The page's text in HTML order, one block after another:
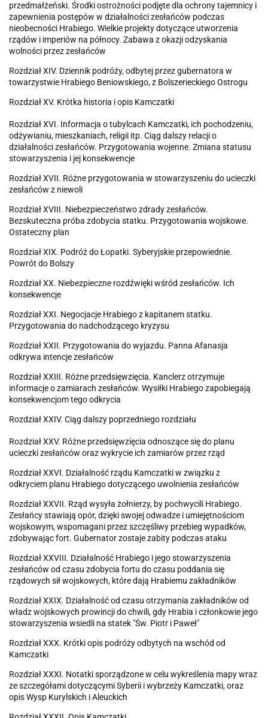
przedmałżeński. Środki ostrożności podjęte dla ochrony tajemnicy i
zapewnienia postępów w działalności zesłańców podczas
nieobecności Hrabiego. Wielkie projekty dotyczące utworzenia
rządów i imperiów na północy. Zabawa z okazji odzyskania
wolności przez zesłańców
Rozdział XIV. Dziennik podróży, odbytej przez gubernatora w
towarzystwie Hrabiego Beniowskiego, z Bolszerieckiego Ostrogu
Rozdział XV. Krótka historia i opis Kamczatki
Rozdział XVI. Informacja o tubylcach Kamczatki, ich pochodzeniu,
odżywianiu, mieszkaniach, religii itp. Ciąg dalszy relacji o
działalności zesłańców. Przygotowania wojenne. Zmiana statusu
stowarzyszenia i jej konsekwencje
Rozdział XVII. Różne przygotowania w stowarzyszeniu do ucieczki
zesłańców z niewoli
Rozdział XVIII. Niebezpieczeństwo zdrady zesłańców.
Bezskuteczna próba zdobycia statku. Przygotowania wojskowe.
Ostateczny plan
Rozdział XIX. Podróż do Łopatki. Syberyjskie przepowiednie.
Powrót do Bolszy
Rozdział XX. Niebezpieczne rozdźwięki wśród zesłańców. Ich
konsekwencje
Rozdział XXI. Negocjacje Hrabiego z kapitanem statku.
Przygotowania do nadchodzącego kryzysu
Rozdział XXII. Przygotowania do wyjazdu. Panna Afanasja
odkrywa intencje zesłańców
Rozdział XXIII. Różne przedsięwzięcia. Kanclerz otrzymuje
informacje o zamiarach zesłańców. Wysiłki Hrabiego zapobiegają
konsekwencjom tego odkrycia
Rozdział XXIV. Ciąg dalszy poprzedniego rozdziału
Rozdział XXV. Różne przedsięwzięcia odnoszące się do planu
ucieczki zesłańców oraz wykrycie ich zamiarów przez rząd
Rozdział XXVI. Działalność rządu Kamczatki w związku z
odkryciem planu Hrabiego dotyczącego uwolnienia zesłańców
Rozdział XXVII. Rząd wysyła żołnierzy, by pochwycili Hrabiego.
Zesłańcy stawiają opór, dzięki swojej odwadze i umiejętnościom
wojskowym, wspomagani przez szczęśliwy przebieg wypadków,
zdobywając fort. Gubernator zostaje zabity podczas ataku
Rozdział XXVIII. Działalność Hrabiego i jego stowarzyszenia
zesłańców od czasu zdobycia fortu do czasu poddania się
rządowych sił wojskowych, które dają Hrabiemu zakładników
Rozdział XXIX. Działalność od czasu otrzymania zakładników od
władz wojskowych prowincji do chwili, gdy Hrabia i członkowie jego
stowarzyszenia wsiedli na statek "Św. Piotr i Paweł"
Rozdział XXX. Krótki opis podróży odbytych na wschód od
Kamczatki
Rozdział XXXI. Notatki sporządzone w celu wykreślenia mapy wraz
ze szczegółami dotyczącymi Syberii i wybrzeży Kamczatki, oraz
opis Wysp Kurylskich i Aleuckich